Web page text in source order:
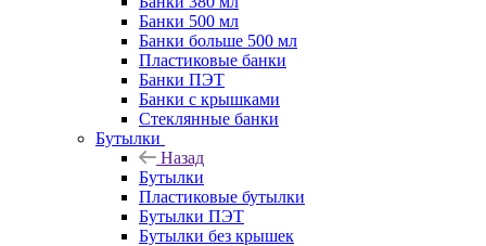
Банки 500 мл
Банки больше 500 мл
Пластиковые банки
Банки ПЭТ
Банки с крышками
Стеклянные банки
Бутылки
Назад
Бутылки
Пластиковые бутылки
Бутылки ПЭТ
Бутылки без крышек